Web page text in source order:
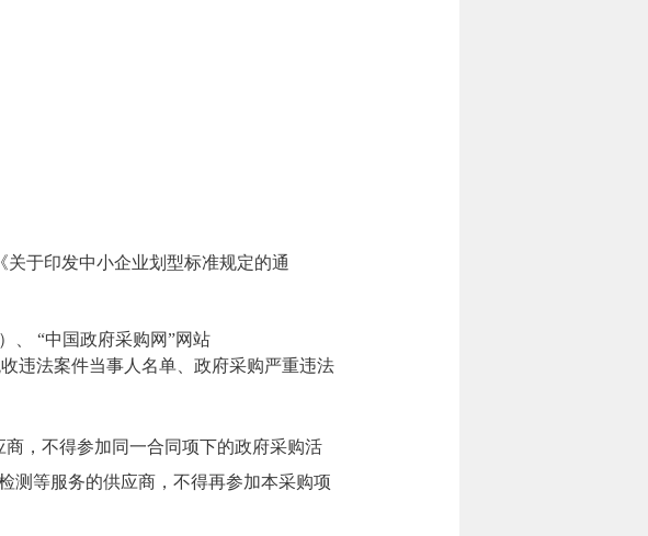
关于印发中小企业划型标准规定的通
、 “中国政府采购网”网站
违法案件当事人名单、政府采购严重违法
商，不得参加同一合同项下的政府采购活
测等服务的供应商，不得再参加本采购项